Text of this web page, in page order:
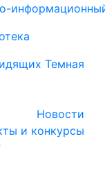
Темная
Новости
и конкурсы